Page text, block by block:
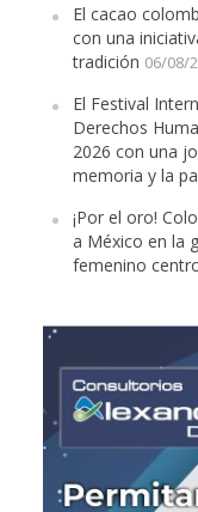
El cacao
con una
tradición 06/08/
El Festival
Derechos
2026 con una
memoria y la
¡Por el oro!
a México en la
femenino